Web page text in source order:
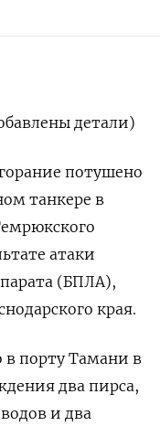
детали)
потушено
танкере в
атаки
(БПЛА),
края.
порту ⁠Тамани в
два пирса,
и два